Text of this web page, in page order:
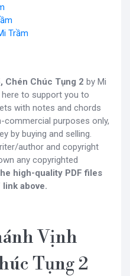
Trầm
Chén Chúc Tụng 2 by Mi
to support you to
with notes and chords
purposes only,
by buying and selling.
author and copyright
any copyrighted
high-quality PDF files
above.
Vịnh
Tụng 2